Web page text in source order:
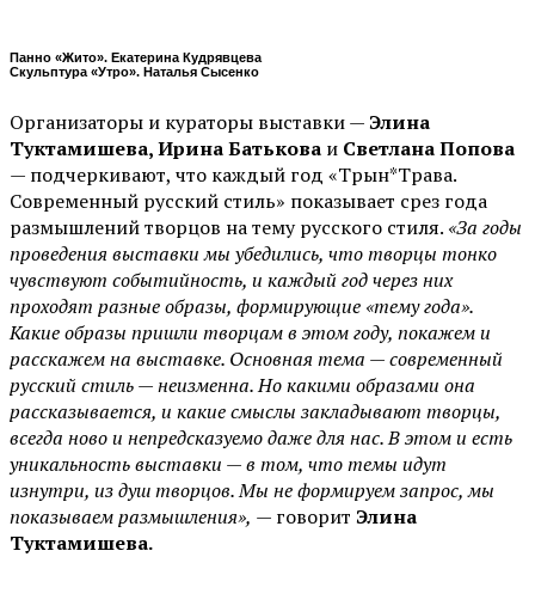
Панно «Жито». Екатерина Кудрявцева
Скульптура «Утро». Наталья Сысенко
Организаторы и кураторы выставки —Элина
Туктамишева, Ирина Батькова и Светлана Попова
— подчеркивают, что каждый год «Трын*Трава.
Современный русский стиль» показывает срез года
размышлений творцов на тему русского стиля. «За годы
проведения выставки мы убедились, что творцы тонко
чувствуют событийность, и каждый год через них
проходят разные образы, формирующие «тему года».
Какие образы пришли творцам в этом году, покажем и
расскажем на выставке. Основная тема — современный
русский стиль — неизменна. Но какими образами она
рассказывается, и какие смыслы закладывают творцы,
всегда ново и непредсказуемо даже для нас. В этом и есть
уникальность выставки — в том, что темы идут
изнутри, из душ творцов. Мы не формируем запрос, мы
показываем размышления», — говорит Элина
Туктамишева.